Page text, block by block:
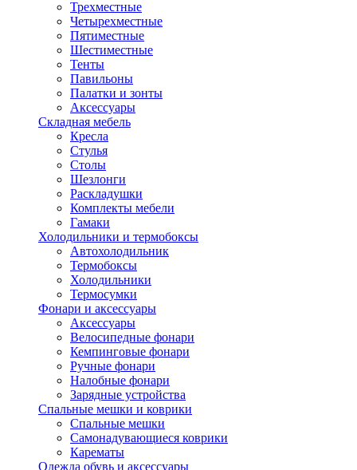
Трехместные
Четырехместные
Пятиместные
Шестиместные
Тенты
Павильоны
Палатки и зонты
Аксессуары
Складная мебель
Кресла
Стулья
Столы
Шезлонги
Раскладушки
Комплекты мебели
Гамаки
Холодильники и термобоксы
Автохолодильник
Термобоксы
Холодильники
Термосумки
Фонари и аксессуары
Аксессуары
Велосипедные фонари
Кемпинговые фонари
Ручные фонари
Налобные фонари
Зарядные устройства
Спальные мешки и коврики
Спальные мешки
Самонадувающиеся коврики
Карематы
Одежда обувь и аксессуары